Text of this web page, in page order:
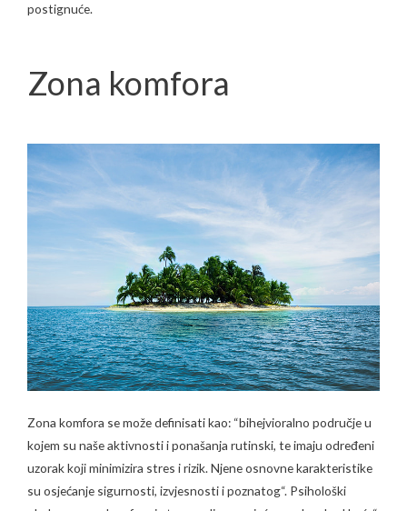
postignuće.
Zona komfora
Zona komfora se može definisati kao: “bihejvioralno područje u
kojem su naše aktivnosti i ponašanja rutinski, te imaju određeni
uzorak koji minimizira stres i rizik. Njene osnovne karakteristike
su osjećanje sigurnosti, izvjesnosti i poznatog“. Psihološki